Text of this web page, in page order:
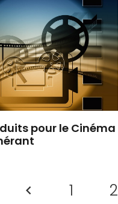
pour le Cinéma
1 2